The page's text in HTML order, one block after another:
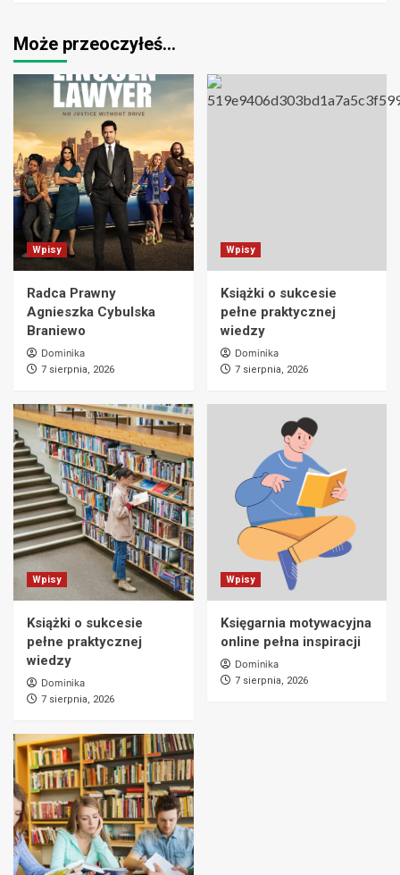
Może przeoczyłeś…
Wpisy
Radca Prawny
Agnieszka Cybulska
Braniewo
Dominika
7 sierpnia, 2026
Wpisy
Książki o sukcesie
pełne praktycznej
wiedzy
Dominika
7 sierpnia, 2026
Wpisy
Książki o sukcesie
pełne praktycznej
wiedzy
Dominika
7 sierpnia, 2026
Wpisy
Księgarnia motywacyjna
online pełna inspiracji
Dominika
7 sierpnia, 2026